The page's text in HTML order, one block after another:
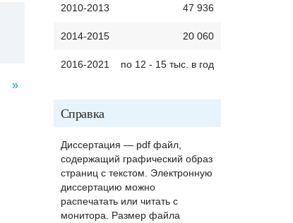
»
2010-2013 47 936
2014-2015 20 060
2016-2021 по 12 - 15 тыс. в год
Справка
Диссертация — pdf файл,
содержащий графический образ
страниц с текстом. Электронную
диссертацию можно
распечатать или читать с
монитора. Размер файла